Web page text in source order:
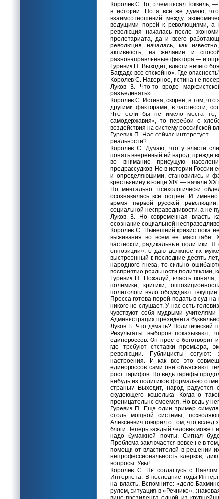
Королев С. То, о чем писал Токвиль,
в истории. Но я все же думаю, что
взаимоотношений между
ведущими порой к революциями, а
революция началась после
пролетариата, да и всего
революция началась, как
активность, на желание и
разнонаправленные фактора — и
Гуревич П. Выходит, власти нечего
Багдаде все спокойно». Где
Королев С. Наверное, истина не
Луков В. Что-то вроде
разъединять»…
Королев С. Истина, скорее, в том, что
другими факторами, в частности,
Что если бы не имело места то,
самодержавия», то перебои с
воздействия на систему российской
Гуревич П. Нас сейчас интересует
реальности?
Королев С. Думаю, что у власти
понять вверенный ей народ, прежде
во внимание присущую
предрассудков. Но в истории России
и определяющими, становились и
крестьянину в конце XIX — начале XX
Но ментально, психологически
осознавалась все острее. И
время первой русской
социальной несправедливости, а не
Луков В. Но современная власть
осознание социальной
Королев С. Нынешний кризис пока
выживания во всем ее масштабе.
частности, радикальные политики.
оппозиции», отдаю должное их
выстроенный в последние десять
народного гнева, то сильно
восприятие реальности политиками,
Гуревич П. Пожалуй, власть
полемики, критики,
политологи вяло обсуждают
Пресса готова порой подать в суд
никого не слушает. У нас есть
чувствуют себя мудрыми
Администрация президента
Луков В. Что думать? Политический
Результаты выборов показывают,
единороссов. Он просто боготворит
где требуют отставки премьера,
революции. Публицисты сетуют:
настроения. И как все это
единороссов сами они объясняют
рост тарифов. Но ведь тарифы
нибудь из политиков формально
страны? Выходит, народ радуется
скудеющего кошелька. Когда о
проницательно смеемся. Но ведь у
Гуревич П. Еще один пример
столь мощной системы,
Алексеевич говорил о том, что вслед
блоги. Теперь каждый человек может
надо бумажной почты. Сигнал
Проблема заключается вовсе не в
помощи от властителей в решении
непрофессиональность клерков,
вопросы. Увы!
Королев С. Не соглашусь с Павлом
Интернета. В последние годы
на власть. Вспомните: «дело
рулем, ситуация в «Речнике»,
вице-президента одной из